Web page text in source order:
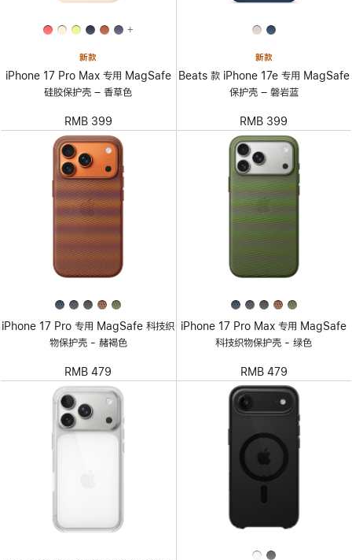
+
新款
iPhone 17 Pro Max 专用 MagSafe
硅胶保护壳 – 香草色
RMB 399
新款
Beats 款 iPhone 17e 专用 MagSafe
保护壳 – 磐岩蓝
RMB 399
iPhone 17 Pro 专用 MagSafe 科技织
物保护壳 - 赭褐色
RMB 479
iPhone 17 Pro Max 专用 MagSafe
科技织物保护壳 - 绿色
RMB 479